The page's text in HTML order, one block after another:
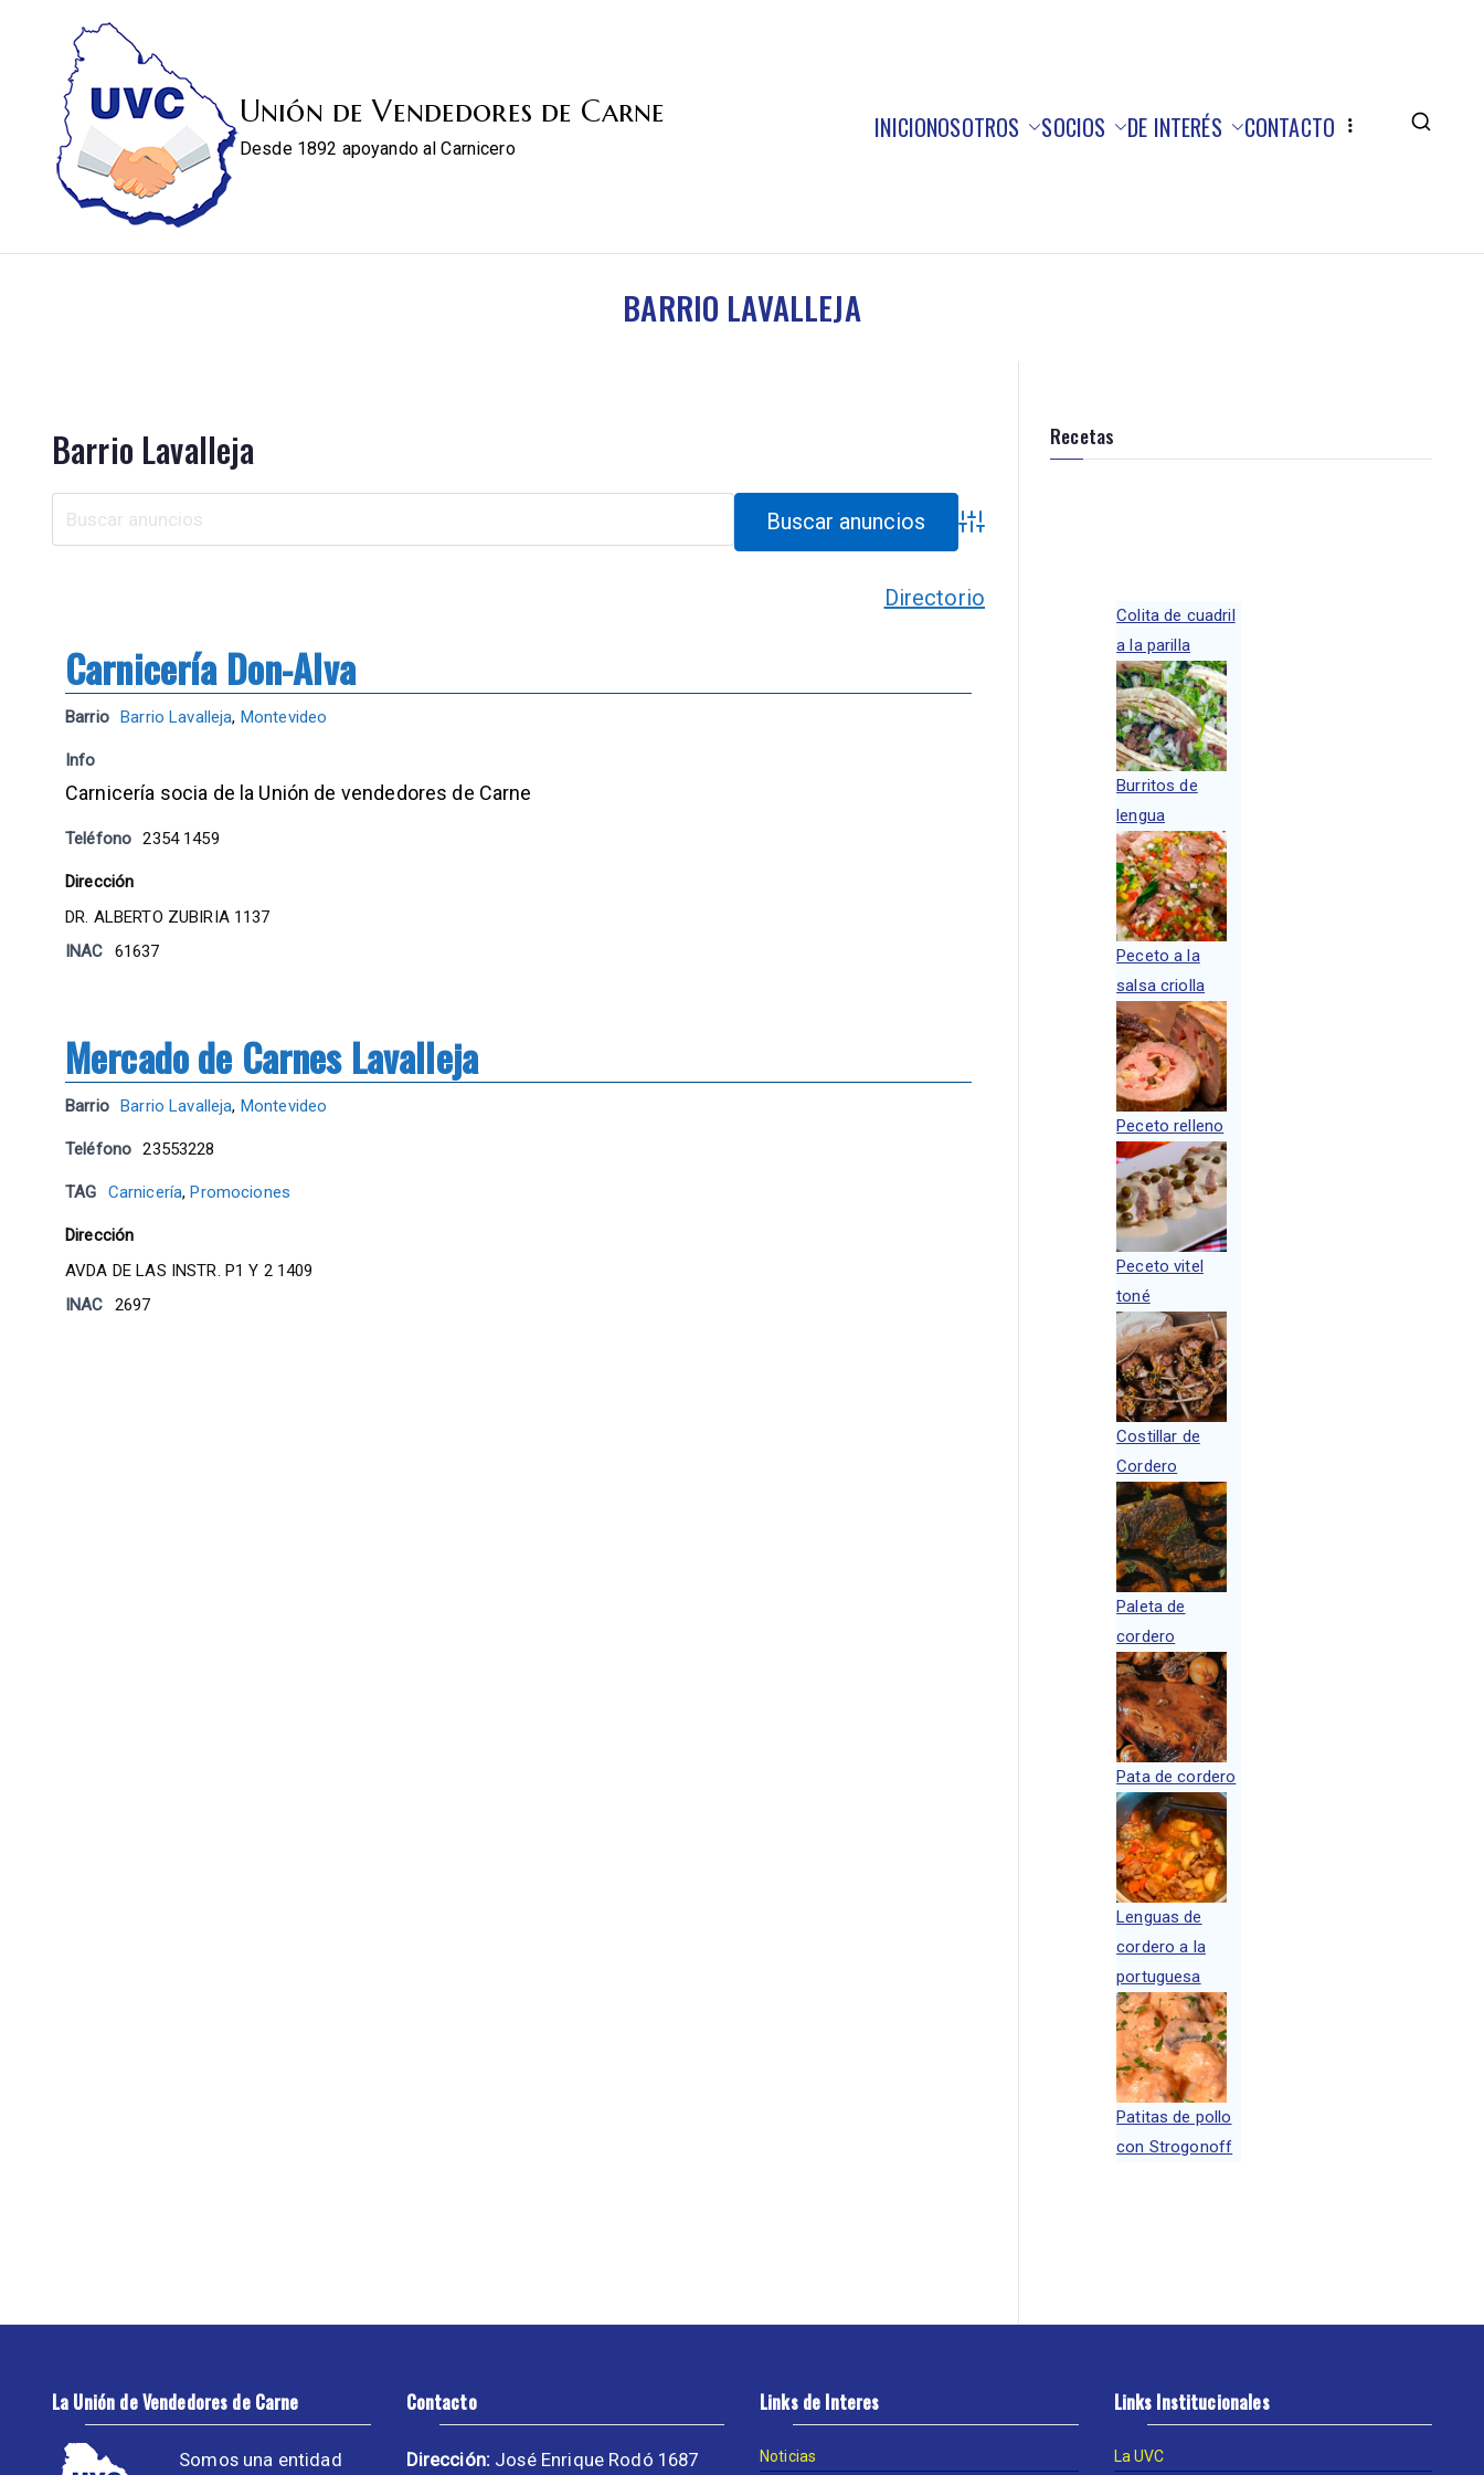
Unión de Vendedores de Carne
Desde 1892 apoyando al Carnicero
INICIONOSOTROS SOCIOS DE INTERÉS CONTACTO
BARRIO LAVALLEJA
Barrio Lavalleja
Búsqueda avanzada
Directorio
Carnicería Don-Alva
Barrio Barrio Lavalleja, Montevideo
Info
Carnicería socia de la Unión de vendedores de Carne
Teléfono 2354 1459
Dirección
DR. ALBERTO ZUBIRIA 1137
INAC
61637
Mercado de Carnes Lavalleja
Barrio Barrio Lavalleja, Montevideo
Teléfono 23553228
TAG Carnicería,Promociones
Dirección
AVDA DE LAS INSTR. P1 Y 2 1409
INAC
2697
Recetas
Colita de cuadril
a la parilla
Burritos de
lengua
Peceto a la
salsa criolla
Peceto relleno
Peceto vitel
toné
Costillar de
Cordero
Paleta de
cordero
Pata de cordero
Lenguas de
cordero a la
portuguesa
Patitas de pollo
con Strogonoff
La Unión de Vendedores de Carne
Somos una entidad
Contacto
Dirección: José Enrique Rodó 1687
Links de Interes
Noticias
Links Institucionales
La UVC